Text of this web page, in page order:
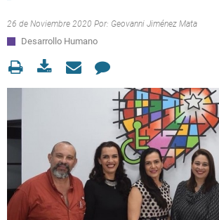
26 de Noviembre 2020 Por: Geovanni Jiménez Mata
Desarrollo Humano